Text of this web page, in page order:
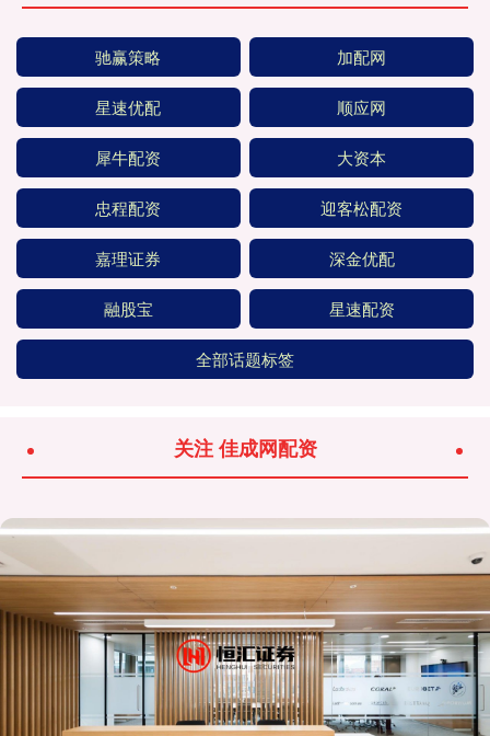
驰赢策略 加配网
星速优配 顺应网
犀牛配资 大资本
忠程配资 迎客松配资
嘉理证券 深金优配
融股宝 星速配资
全部话题标签
关注 佳成网配资